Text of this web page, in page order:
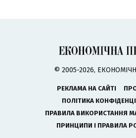
© 2005-2026,
РЕКЛАМА НА САЙТІ
ПОЛІТИКА
ПРАВИЛА ВИКОРИСТАННЯ
ПРИНЦИПИ І ПРАВИЛА